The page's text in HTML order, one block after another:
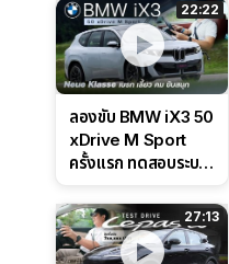
22:22
ลองขับ BMW iX3 50
xDrive M Sport
ครั้งแรก ทดสอบระบบ
Performance แบบ
จัดเต็มในสนาม
27:13